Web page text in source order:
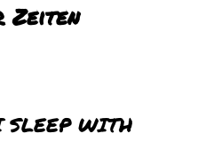
SLEEP WITH